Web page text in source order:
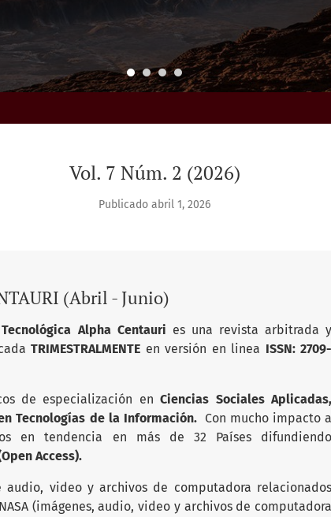
Vol. 7 Núm. 2 (2026)
Publicado abril 1, 2026
(Abril - Junio)
Alpha Centauri es una revista arbitrada
TRIMESTRALMENTE en versión en linea ISSN: 2709-
de especialización enCiencias Sociales
Tecnologías de la Información. Con mucho impacto
en tendencia en más de 32 Países difundiendo
Access).
audio, video y archivos de computadora relacionados
(imágenes, audio, video y archivos de computadora